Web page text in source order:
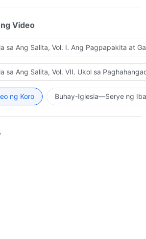
Video
sa Ang Salita, Vol. I. Ang Pagpapakita at
sa Ang Salita, Vol. VII. Ukol sa
ng Koro Buhay-Iglesia—Serye ng